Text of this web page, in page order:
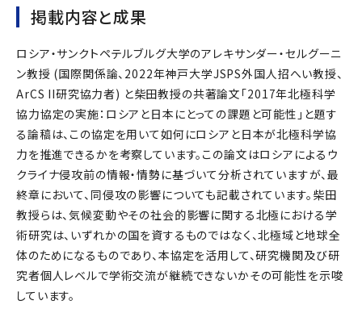
掲載内容と成果
ロシア・サンクトペテルブルグ大学のアレキサンダー・セルグーニ
ン教授 (国際関係論、2022年神戸大学JSPS外国人招へい教授、
ArCS II研究協力者) と柴田教授の共著論文「2017年北極科学
協力協定の実施：ロシアと日本にとっての課題と可能性」と題す
る論稿は、この協定を用いて如何にロシアと日本が北極科学協
力を推進できるかを考察しています。この論文はロシアによるウ
クライナ侵攻前の情報・情勢に基づいて分析されていますが、最
終章において、同侵攻の影響についても記載されています。柴田
教授らは、気候変動やその社会的影響に関する北極における学
術研究は、いずれかの国を資するものではなく、北極域と地球全
体のためになるものであり、本協定を活用して、研究機関及び研
究者個人レベルで学術交流が継続できないかその可能性を示唆
しています。